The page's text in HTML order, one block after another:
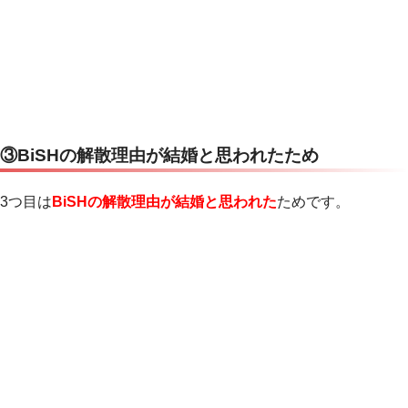
③BiSHの解散理由が結婚と思われたため
3つ目は BiSHの解散理由が結婚と思われたためです。